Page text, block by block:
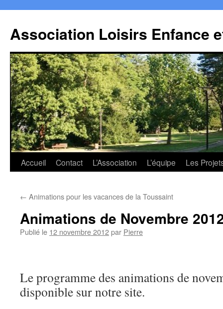
Association Loisirs Enfance
Aller
contenu
Accueil Contact L’Association L’équipe Les
← Animations pour les vacances de la Toussaint
Animations de Novembre
Publié le 12 novembre 2012par Pierre
Le programme des animations de
disponible sur notre site.